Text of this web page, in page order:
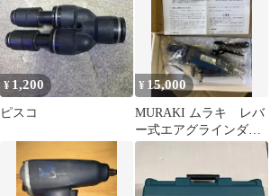
¥ 1,200
ピスコ
¥ 15,000
MURAKI ムラキ レバ
ー式エアグラインダ
グラインダー エアー
グラインダー